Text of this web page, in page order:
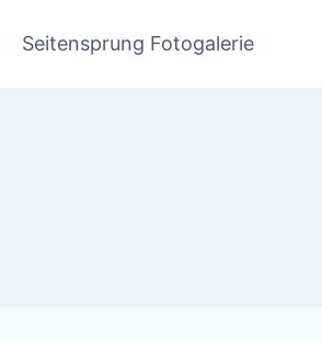
Seitensprung Fotogalerie